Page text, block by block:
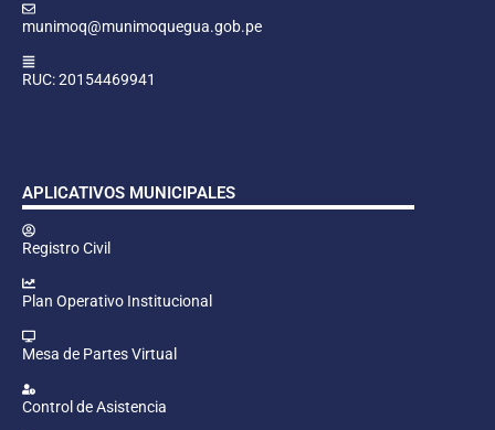
munimoq@munimoquegua.gob.pe
RUC: 20154469941
APLICATIVOS MUNICIPALES
Registro Civil
Plan Operativo Institucional
Mesa de Partes Virtual
Control de Asistencia